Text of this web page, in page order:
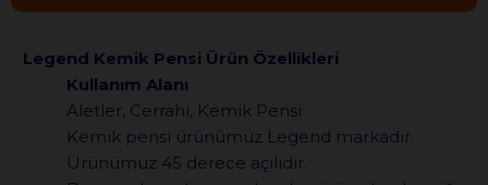
Legend Kemik Pensi Ürün Özellikleri
Kullanım Alanı
Aletler, Cerrahi , Kemik Pensi
Kemik pensi ürünümüz Legend markadır.
Ürünümüz 45 derece açılıdır.